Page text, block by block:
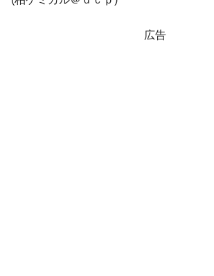
『Money1』
韓国ボンクラ政策室長･金
韓国半導体『SKハイニッ
広告